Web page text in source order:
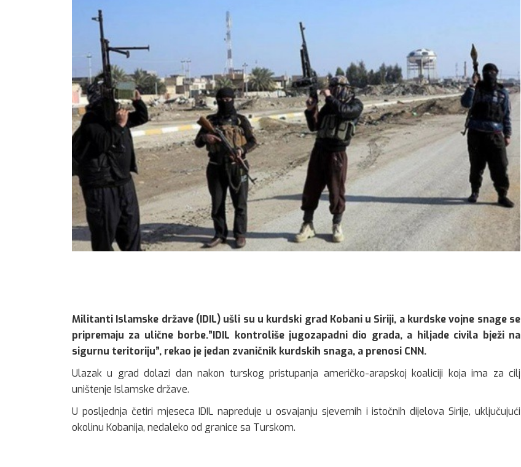
Militanti Islamske države (IDIL) ušli su u kurdski grad Kobani u Siriji, a kurdske vojne snage se
pripremaju za ulične borbe.”IDIL kontroliše jugozapadni dio grada, a hiljade civila bježi na
sigurnu teritoriju”, rekao je jedan zvaničnik kurdskih snaga, a prenosi CNN.
Ulazak u grad dolazi dan nakon turskog pristupanja američko-arapskoj koaliciji koja ima za cilj
uništenje Islamske države.
U posljednja četiri mjeseca IDIL napreduje u osvajanju sjevernih i istočnih dijelova Sirije, uključujući
okolinu Kobanija, nedaleko od granice sa Turskom.